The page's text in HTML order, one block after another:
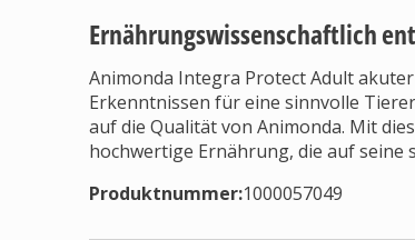
Ernährungswissenschaftlich
Animonda Integra Protect Adult
Erkenntnissen für eine sinnvolle
auf die Qualität von Animonda. Mit
hochwertige Ernährung, die auf
Produktnummer:1000057049